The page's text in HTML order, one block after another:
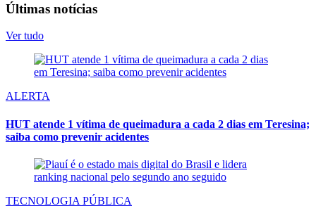
Últimas notícias
Ver tudo
ALERTA
HUT atende 1 vítima de queimadura a cada 2 dias em Teresina;
saiba como prevenir acidentes
TECNOLOGIA PÚBLICA